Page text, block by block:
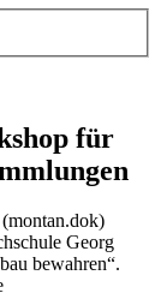
für
Georg
bewahren“.